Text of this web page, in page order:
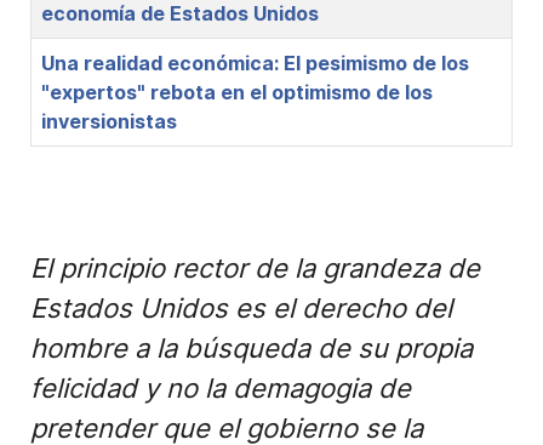
economía de Estados Unidos
Una realidad económica: El pesimismo de los
"expertos" rebota en el optimismo de los
inversionistas
El principio rector de la grandeza de
Estados Unidos es el derecho del
hombre a la búsqueda de su propia
felicidad y no la demagogia de
pretender que el gobierno se la